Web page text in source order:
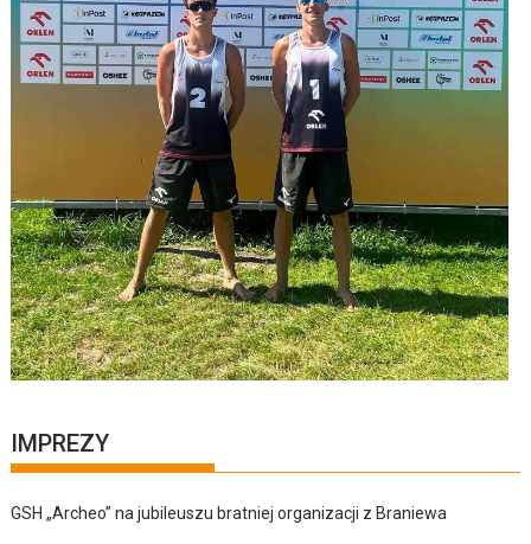
IMPREZY
GSH „Archeo” na jubileuszu bratniej organizacji z Braniewa